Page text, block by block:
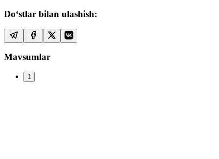
Do‘stlar bilan ulashish:
Mavsumlar
1